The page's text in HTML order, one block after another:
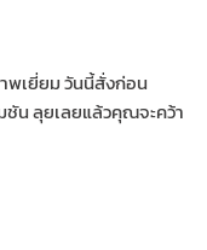
เยี่ยม วันนี้สั่งก่อน
ชัน ลุยเลยแล้วคุณจะคว้า